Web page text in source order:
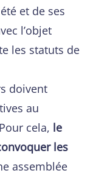
et de ses
l’objet
les statuts de
doivent
au
cela, le
les
assemblée